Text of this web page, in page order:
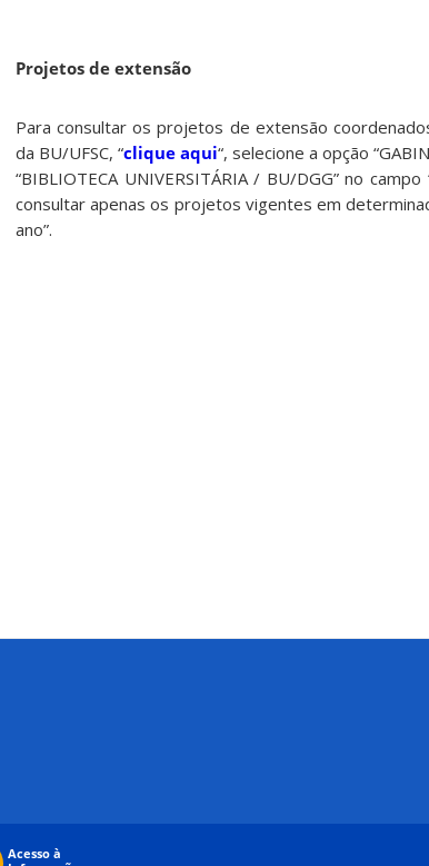
Projetos de extensão
Para consultar os projetos de extensão
da BU/UFSC, “clique aqui“, selecione a opção
“BIBLIOTECA UNIVERSITÁRIA / BU/DGG” no
consultar apenas os projetos vigentes em
ano”.